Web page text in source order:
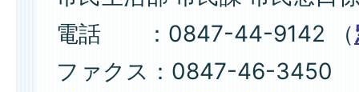
電話 ：0847-44-9142 （
ファクス：0847-46-3450